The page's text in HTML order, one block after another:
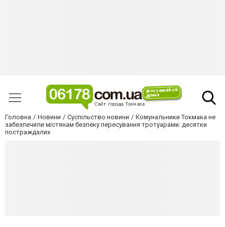
Головна Новини Суспільство новини
Комунальники Токмака не
забезпечили містянам безпеку пересування тротуарами: десятки
постраждалих